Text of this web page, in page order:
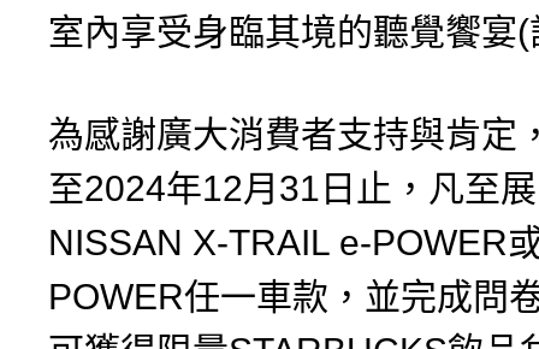
室內享受身臨其境的聽覺饗宴
為感謝廣大消費者支持與肯定
至2024年12月31日止，凡至
NISSAN X-TRAIL e-POWER
POWER任一車款，並完成問